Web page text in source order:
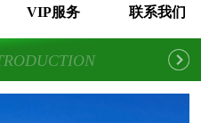
VIP服务 联系我们